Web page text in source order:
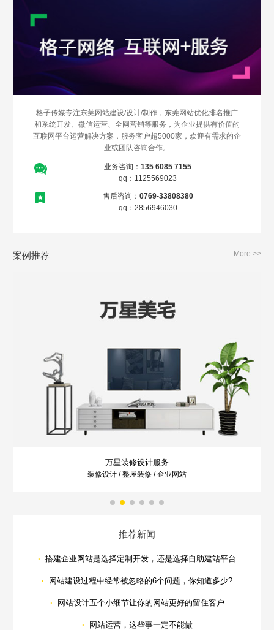
格子传媒专注东莞网站建设/设计/制作，东莞网站优化排名推广
和系统开发、微信运营、全网营销等服务，为企业提供有价值的
互联网平台运营解决方案，服务客户超5000家，欢迎有需求的企
业或团队咨询合作。
业务咨询： 135 6085 7155
qq：1125569023
售后咨询： 0769-33808380
qq：2856946030
案例推荐 More >>
万星装修设计服务
装修设计 / 整屋装修 / 企业网站
推荐新闻
· 搭建企业网站是选择定制开发，还是选择自助建站平台
· 网站建设过程中经常被忽略的6个问题，你知道多少?
· 网站设计五个小细节让你的网站更好的留住客户
· 网站运营，这些事一定不能做
不怕就请留下您的需求及联系方式，我们会第一时间送上问候的。